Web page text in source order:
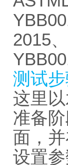
2015
测试
这里
准备
面，
设置